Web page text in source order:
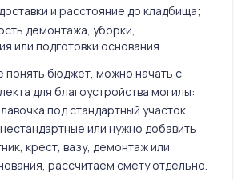
и расстояние до кладбища;
демонтажа, уборки,
или подготовки основания.
понять бюджет, можно начать с
для благоустройства могилы:
под стандартный участок.
или нужно добавить
крест, вазу, демонтаж или
рассчитаем смету отдельно.